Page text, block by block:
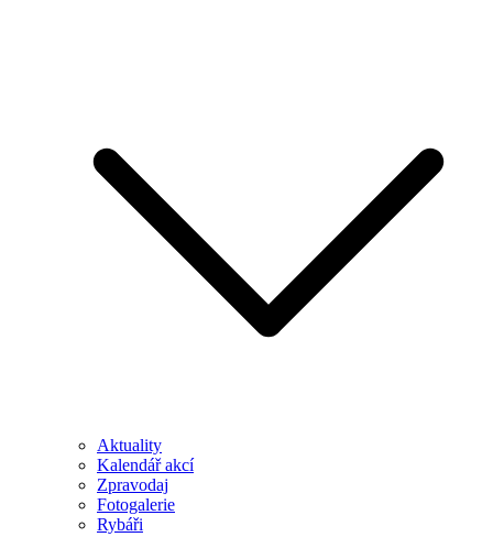
Aktuality
Kalendář akcí
Zpravodaj
Fotogalerie
Rybáři